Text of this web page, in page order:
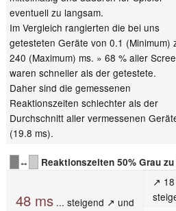
eventuell zu langsam.
Im Vergleich rangierten die bei uns
getesteten Geräte von 0.1 (Minimum)
240 (Maximum) ms. » 68 % aller
waren schneller als der getestete.
Daher sind die gemessenen
Reaktionszeiten schlechter als der
Durchschnitt aller vermessenen
(19.8 ms).
↔ Reaktionszeiten 50% Grau
48 ms... steigend ↗ und
↗ 18